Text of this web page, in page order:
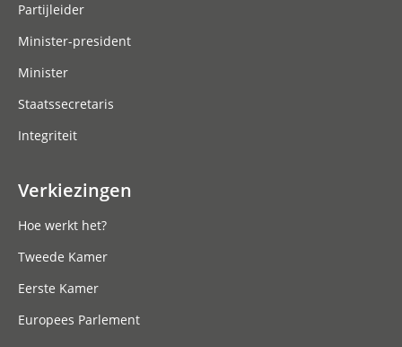
Partijleider
Minister-president
Minister
Staatssecretaris
Integriteit
Verkiezingen
Hoe werkt het?
Tweede Kamer
Eerste Kamer
Europees Parlement